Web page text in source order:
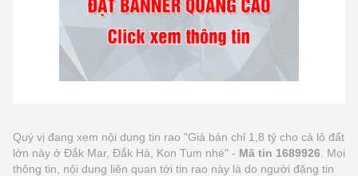
Quý vị đang xem nội dung tin rao "Giá bán chỉ 1,8 tỷ cho cả lô đất
lớn này ở Đắk Mar, Đắk Hà, Kon Tum nhé" - Mã tin 1689926 . Mọi
thông tin, nội dung liên quan tới tin rao này là do người đăng tin